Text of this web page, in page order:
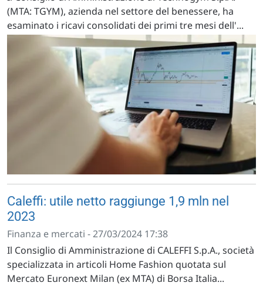
(MTA: TGYM), azienda nel settore del benessere, ha
esaminato i ricavi consolidati dei primi tre mesi dell'...
Caleffi: utile netto raggiunge 1,9 mln nel
2023
Finanza e mercati - 27/03/2024 17:38
Il Consiglio di Amministrazione di CALEFFI S.p.A., società
specializzata in articoli Home Fashion quotata sul
Mercato Euronext Milan (ex MTA) di Borsa Italia...